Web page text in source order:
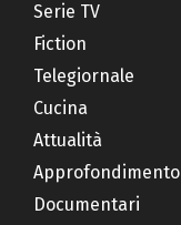
Serie TV
Fiction
Telegiornale
Cucina
Attualità
Approfondimento
Documentari